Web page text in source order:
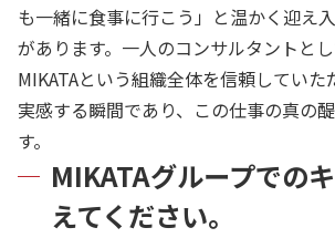
も一緒に食事に行こう」と温かく迎え
があります。一人のコンサルタントとし
MIKATAという組織全体を信頼していた
実感する瞬間であり、この仕事の真の
す。
MIKATAグループでの
えてください。